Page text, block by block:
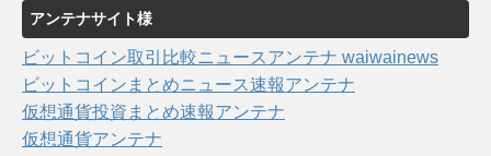
アンテナサイト様
ビットコイン取引比較ニュースアンテナ waiwainews
ビットコインまとめニュース速報アンテナ
仮想通貨投資まとめ速報アンテナ
仮想通貨アンテナ